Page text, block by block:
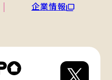
企業情報